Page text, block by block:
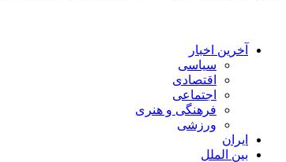
آخرین اخبار
سیاسی
اقتصادی
اجتماعی
فرهنگی و هنری
ورزشی
ایران
بین الملل